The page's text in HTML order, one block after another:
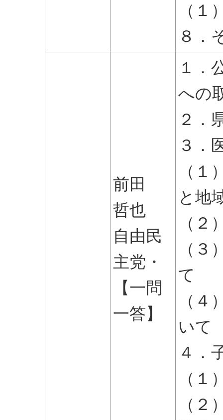
（
８．
前田
哲也
自由民
主党・
【一問
一答】
１．
への
２．
３．
（
と地
（２
（
て
（
いて
４．
（
（